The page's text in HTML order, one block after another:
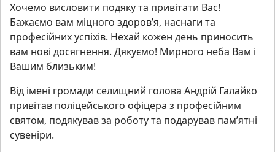
Хочемо висловити подяку та привітати Вас!
Бажаємо вам міцного здоров’я, наснаги та
професійних успіхів. Нехай кожен день приносить
вам нові досягнення. Дякуємо! Мирного неба Вам і
Вашим близьким!
Від імені громади селищний голова Андрій Галайко
привітав поліцейського офіцера з професійним
святом, подякував за роботу та подарував пам’ятні
сувеніри.